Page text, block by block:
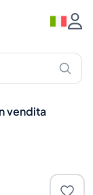
vendita